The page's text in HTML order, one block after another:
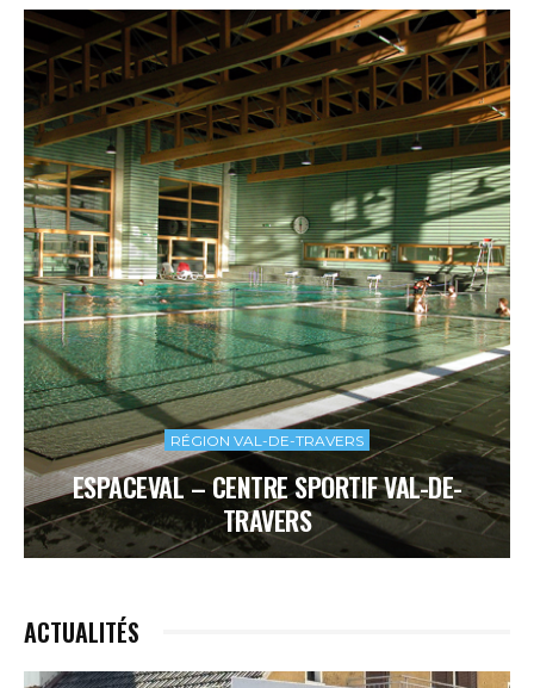
RÉGION VAL-DE-TRAVERS
ESPACEVAL – CENTRE SPORTIF VAL-DE-
TRAVERS
ACTUALITÉS